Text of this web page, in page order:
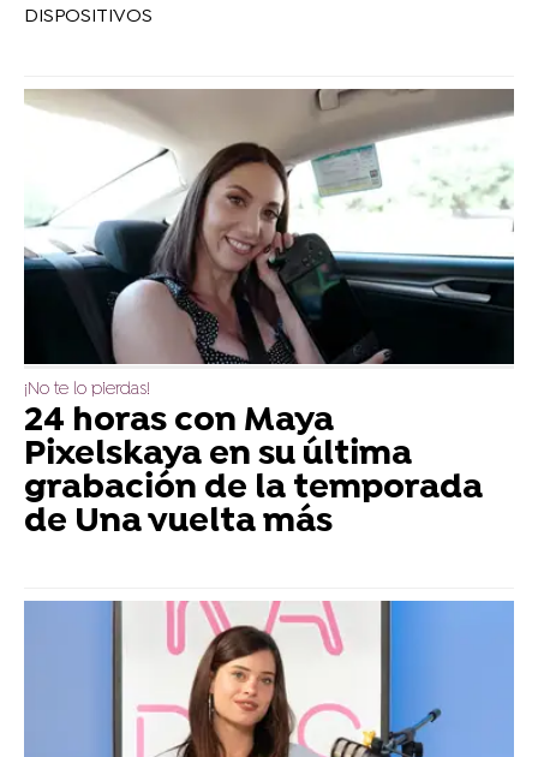
DISPOSITIVOS
¡No te lo pierdas!
24 horas con Maya
Pixelskaya en su última
grabación de la temporada
de Una vuelta más